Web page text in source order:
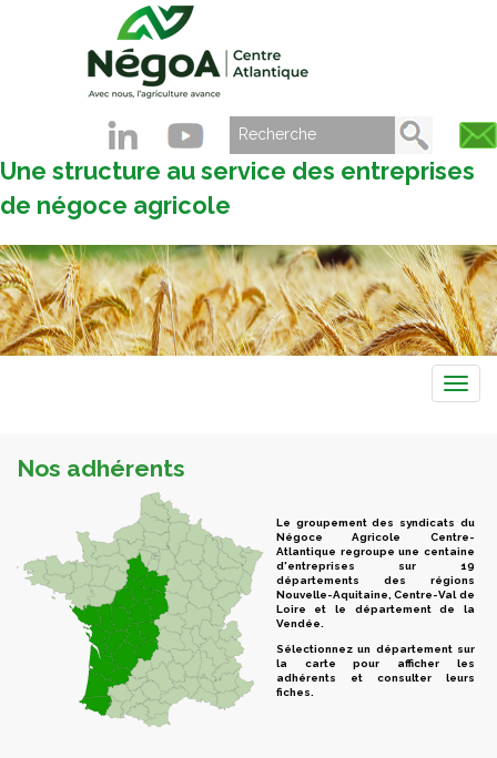
Une structure au service des entreprises
de négoce agricole
Nos adhérents
Le groupement des syndicats du
Négoce Agricole Centre-
Atlantique regroupe une centaine
d'entreprises sur 19
départements des régions
Nouvelle-Aquitaine, Centre-Val de
Loire et le département de la
Vendée.
Sélectionnez un département sur
la carte pour afficher les
adhérents et consulter leurs
fiches.